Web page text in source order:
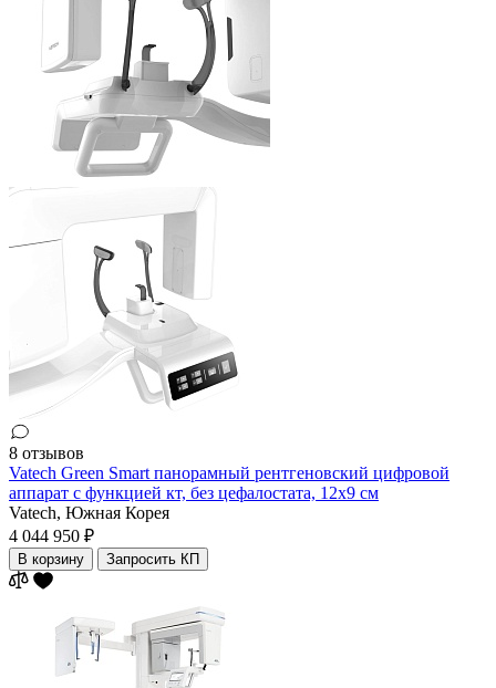
8 отзывов
Vatech Green Smart панорамный рентгеновский цифровой
аппарат с функцией кт, без цефалостата, 12x9 см
Vatech, Южная Корея
4 044 950 ₽
В корзину Запросить КП